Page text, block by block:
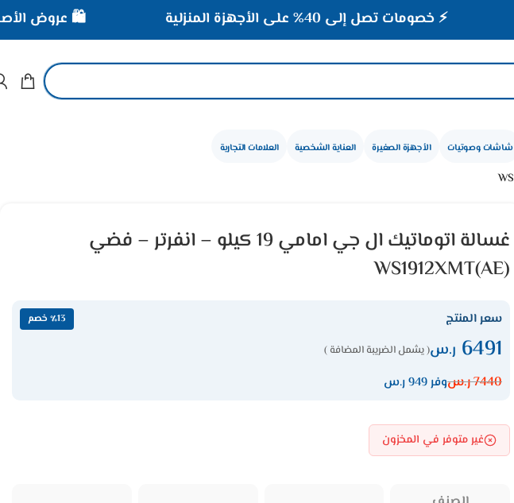
شاشات وصوتيات الأجهزة الصغيرة العناية الشخصية العلامات التجارية
غسالة اتوماتيك ال جي امامي 19 كيلو – انفرتر – فضي
WS1912XMT(AE)
سعر المنتج ٪13 خصم
6491 ر.س( يشمل الضريبة المضافة )
7440ر.سوفر 949 ر.س
غير متوفر في المخزون
⚡ خصومات تصل إلى 40% على الأجهزة المنزلية 🛍️ عروض الأصلي